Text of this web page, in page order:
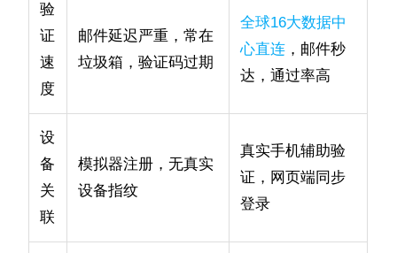
验
证
速
度
邮件延迟严重，常在
垃圾箱，验证码过期
全球16大数据中
心直连 ，邮件秒
达，通过率高
设
备
关
联
模拟器注册，无真实
设备指纹
真实手机辅助验
证，网页端同步
登录